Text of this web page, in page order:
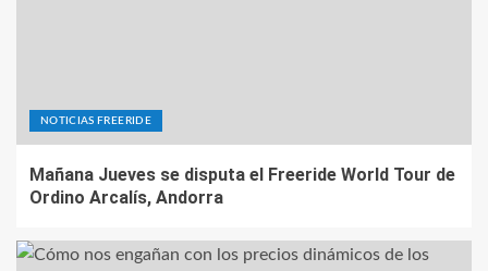
NOTICIAS FREERIDE
Mañana Jueves se disputa el Freeride World Tour de
Ordino Arcalís, Andorra